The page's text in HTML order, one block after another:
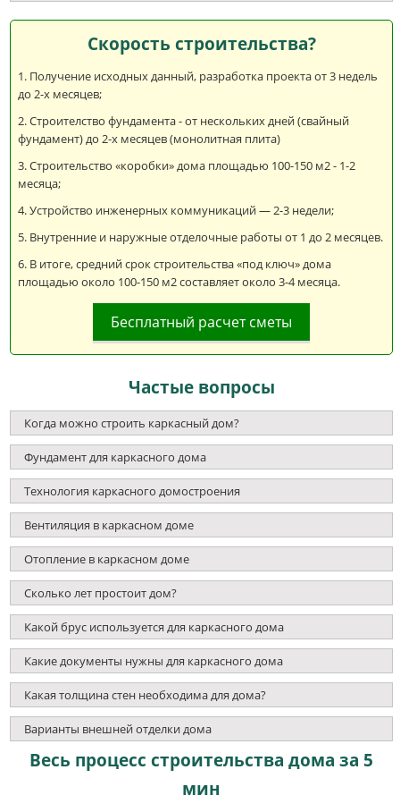
Скорость строительства?
Получение исходных данный, разработка проекта от 3 недель
до 2-х месяцев;
Строителство фундамента - от нескольких дней (свайный
фундамент) до 2-х месяцев (монолитная плита)
Строительство «коробки» дома площадью 100-150 м2 - 1-2
месяца;
Устройство инженерных коммуникаций — 2-3 недели;
Внутренние и наружные отделочные работы от 1 до 2 месяцев.
В итоге, средний срок строительства «под ключ» дома
площадью около 100-150 м2 составляет около 3-4 месяца.
Бесплатный расчет сметы
Частые вопросы
Когда можно строить каркасный дом?
Фундамент для каркасного дома
Технология каркасного домостроения
Вентиляция в каркасном доме
Отопление в каркасном доме
Сколько лет простоит дом?
Какой брус используется для каркасного дома
Какие документы нужны для каркасного дома
Какая толщина стен необходима для дома?
Варианты внешней отделки дома
Весь процесс строительства дома за 5
мин